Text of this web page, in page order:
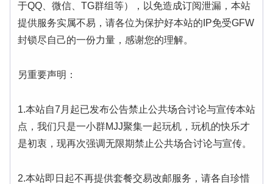
于QQ、微信、TG群组等），以免造成订阅泄漏，本站
提供服务实属不易，请各位为保护好本站的IP免受GFW
封锁尽自己的一份力量，感谢您的理解。
另重要声明：
1.本站自7月起已发布公告禁止公共场合讨论与宣传本站
点，我们只是一小群MJJ聚集一起玩机，玩机的快乐才
是初衷，现再次强调无限期禁止公共场合讨论与宣传。
2.本站即日起不再提供套餐交易改邮服务，请各自珍惜